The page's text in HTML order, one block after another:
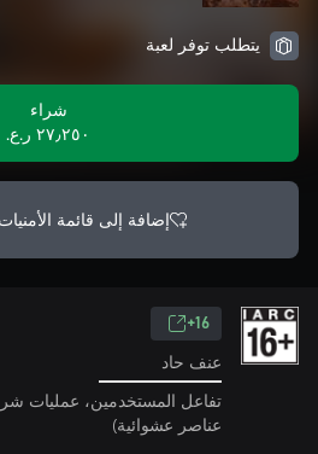
يتطلب توفر لعبة
شراء
٢٧٫٢٥٠ ر.ع.‏
إضافة إلى قائمة الأمنيات
16+
عنف حاد
تفاعل المستخدمين، عمليات
عناصر عشوائية)